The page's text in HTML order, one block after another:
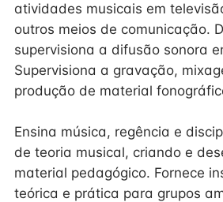
atividades musicais em
outros meios de comunicação.
supervisiona a difusão sonora
Supervisiona a gravação,
produção de material
Ensina música, regência e
de teoria musical, criando e
material pedagógico. Fornece
teórica e prática para grupos